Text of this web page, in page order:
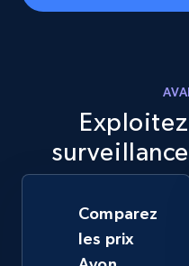
5.6K+ 875+
TikTok Shop
URL, Title, Available,
price, Final price,
Comparez
les prix